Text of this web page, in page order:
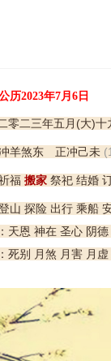
历2023年7月6日
零二三年五月(大)
羊煞东 正冲己未
福 搬家 祭祀 结婚
山 探险 出行 乘船
天恩 神在 圣心 阴
死别 月煞 月害 月